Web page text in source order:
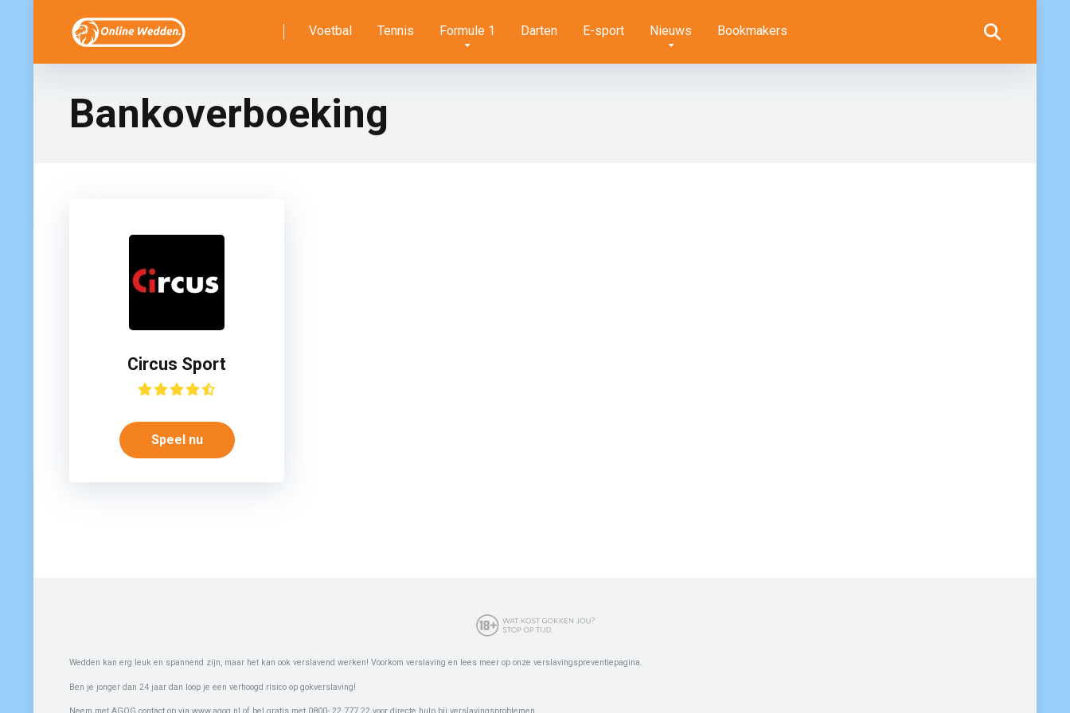
Voetbal Tennis Formule 1 Darten E-sport Nieuws Bookmakers
Bankoverboeking
Circus Sport
Speel nu
Wedden kan erg leuk en spannend zijn, maar het kan ook verslavend werken! Voorkom verslaving en lees meer op onze verslavingspreventiepagina.
Ben je jonger dan 24 jaar dan loop je een verhoogd risico op gokverslaving!